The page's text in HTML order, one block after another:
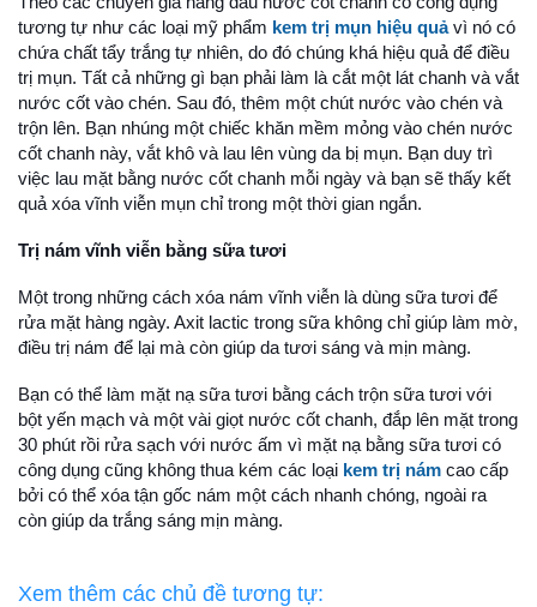
tương tự như các loại mỹ phẩm kem trị mụn hiệu quảvì nó có
chứa chất tẩy trắng tự nhiên, do đó chúng khá hiệu quả để điều
trị mụn. Tất cả những gì bạn phải làm là cắt một lát chanh và vắt
nước cốt vào chén. Sau đó, thêm một chút nước vào chén và
trộn lên. Bạn nhúng một chiếc khăn mềm mỏng vào chén nước
cốt chanh này, vắt khô và lau lên vùng da bị mụn. Bạn duy trì
việc lau mặt bằng nước cốt chanh mỗi ngày và bạn sẽ thấy kết
quả xóa vĩnh viễn mụn chỉ trong một thời gian ngắn.
Trị nám vĩnh viễn bằng sữa tươi
Một trong những cách xóa nám vĩnh viễn là dùng sữa tươi để
rửa mặt hàng ngày. Axit lactic trong sữa không chỉ giúp làm mờ,
điều trị nám để lại mà còn giúp da tươi sáng và mịn màng.
Bạn có thể làm mặt nạ sữa tươi bằng cách trộn sữa tươi với
bột yến mạch và một vài giọt nước cốt chanh, đắp lên mặt trong
30 phút rồi rửa sạch với nước ấm vì mặt nạ bằng sữa tươi có
công dụng cũng không thua kém các loại kem trị nám cao cấp
bởi có thể xóa tận gốc nám một cách nhanh chóng, ngoài ra
còn giúp da trắng sáng mịn màng.
Xem thêm các chủ đề tương tự: